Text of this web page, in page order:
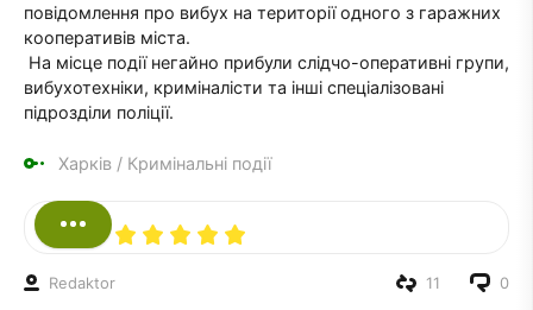
повідомлення про вибух на території одного з гаражних
кооперативів міста.
На місце події негайно прибули слідчо-оперативні групи,
вибухотехніки, криміналісти та інші спеціалізовані
підрозділи поліції.
Харків / Кримінальні події
Redaktor 0
11